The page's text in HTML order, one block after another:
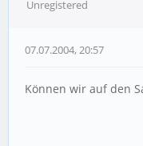
Unregistered
07.07.2004, 20:57
Können wir auf den